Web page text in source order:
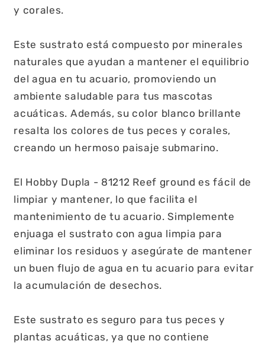
y corales.
Este sustrato está compuesto por minerales
naturales que ayudan a mantener el equilibrio
del agua en tu acuario, promoviendo un
ambiente saludable para tus mascotas
acuáticas. Además, su color blanco brillante
resalta los colores de tus peces y corales,
creando un hermoso paisaje submarino.
El Hobby Dupla - 81212 Reef ground es fácil de
limpiar y mantener, lo que facilita el
mantenimiento de tu acuario. Simplemente
enjuaga el sustrato con agua limpia para
eliminar los residuos y asegúrate de mantener
un buen flujo de agua en tu acuario para evitar
la acumulación de desechos.
Este sustrato es seguro para tus peces y
plantas acuáticas, ya que no contiene